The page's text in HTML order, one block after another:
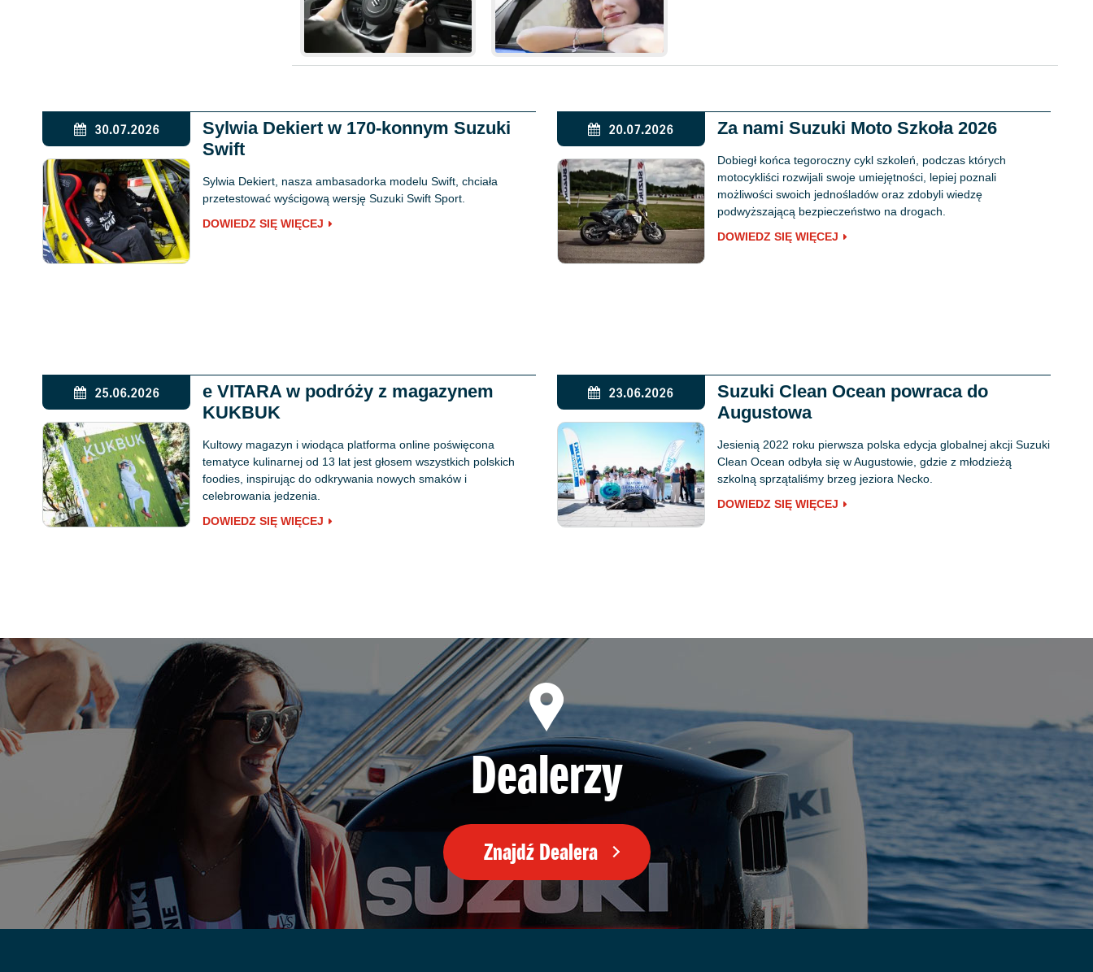
30.07.2026
Sylwia Dekiert w 170-konnym Suzuki
Swift
Sylwia Dekiert, nasza ambasadorka modelu Swift, chciała
przetestować wyścigową wersję Suzuki Swift Sport.
DOWIEDZ SIĘ WIĘCEJ
20.07.2026 Za nami Suzuki Moto Szkoła 2026
Dobiegł końca tegoroczny cykl szkoleń, podczas których
motocykliści rozwijali swoje umiejętności, lepiej poznali
możliwości swoich jednośladów oraz zdobyli wiedzę
podwyższającą bezpieczeństwo na drogach.
DOWIEDZ SIĘ WIĘCEJ
25.06.2026
e VITARA w podróży z magazynem
KUKBUK
Kultowy magazyn i wiodąca platforma online poświęcona
tematyce kulinarnej od 13 lat jest głosem wszystkich polskich
foodies, inspirując do odkrywania nowych smaków i
celebrowania jedzenia.
DOWIEDZ SIĘ WIĘCEJ
23.06.2026
Suzuki Clean Ocean powraca do
Augustowa
Jesienią 2022 roku pierwsza polska edycja globalnej akcji Suzuki
Clean Ocean odbyła się w Augustowie, gdzie z młodzieżą
szkolną sprzątaliśmy brzeg jeziora Necko.
DOWIEDZ SIĘ WIĘCEJ
Dealerzy
Znajdź Dealera